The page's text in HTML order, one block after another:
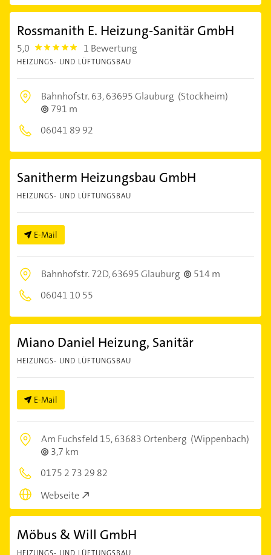
Rossmanith E. Heizung-Sanitär GmbH
5,0 5.0 1 Bewertung
HEIZUNGS- UND LÜFTUNGSBAU
Bahnhofstr. 63,63695 Glauburg (Stockheim)
791 m
06041 89 92
Sanitherm Heizungsbau GmbH
HEIZUNGS- UND LÜFTUNGSBAU
E-Mail
Bahnhofstr. 72D,63695 Glauburg
514 m
06041 10 55
Miano Daniel Heizung, Sanitär
HEIZUNGS- UND LÜFTUNGSBAU
E-Mail
Am Fuchsfeld 15,63683 Ortenberg (Wippenbach)
3,7 km
0175 2 73 29 82
Webseite
Möbus & Will GmbH
HEIZUNGS- UND LÜFTUNGSBAU